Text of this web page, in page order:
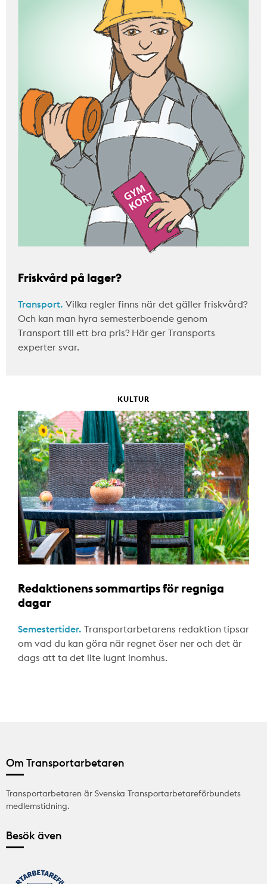
Friskvård på lager?
Transport. Vilka regler finns när det gäller friskvård?
Och kan man hyra semesterboende genom
Transport till ett bra pris? Här ger Transports
experter svar.
KULTUR
Redaktionens sommartips för regniga
dagar
Semestertider. Transportarbetarens redaktion tipsar
om vad du kan göra när regnet öser ner och det är
dags att ta det lite lugnt inomhus.
Om Transportarbetaren
Transportarbetaren är Svenska Transportarbetareförbundets
medlemstidning.
Besök även